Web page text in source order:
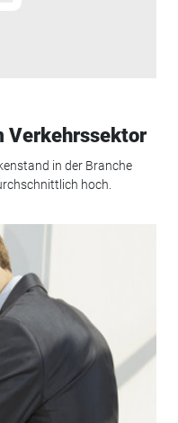
Verkehrssektor
in der Branche
hoch.